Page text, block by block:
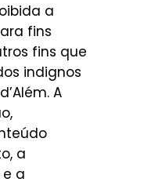
a
fins
fins que
indignos
A
a
a